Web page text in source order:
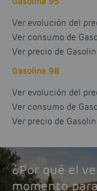
Ver evolución del
Ver consumo de
Ver precio de
Gasolina 98
Ver evolución del
Ver consumo de
Ver precio de
¿Por qué el
momento